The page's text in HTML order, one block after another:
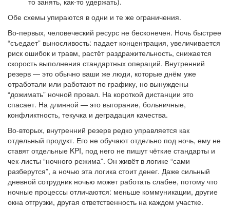
Обе схемы упираются в одни и те же ограничения.
Во-первых, человеческий ресурс не бесконечен. Ночь быстрее
“съедает” выносливость: падает концентрация, увеличивается
риск ошибок и травм, растёт раздражительность, снижается
скорость выполнения стандартных операций. Внутренний
резерв — это обычно ваши же люди, которые днём уже
отработали или работают по графику, но вынуждены
“дожимать” ночной провал. На короткой дистанции это
спасает. На длинной — это выгорание, больничные,
конфликтность, текучка и деградация качества.
Во-вторых, внутренний резерв редко управляется как
отдельный продукт. Его не обучают отдельно под ночь, ему не
ставят отдельные KPI, под него не пишут чёткие стандарты и
чек-листы “ночного режима”. Он живёт в логике “сами
разберутся”, а ночью эта логика стоит денег. Даже сильный
дневной сотрудник ночью может работать слабее, потому что
ночные процессы отличаются: меньше коммуникации, другие
окна отгрузки, другая ответственность на каждом участке.